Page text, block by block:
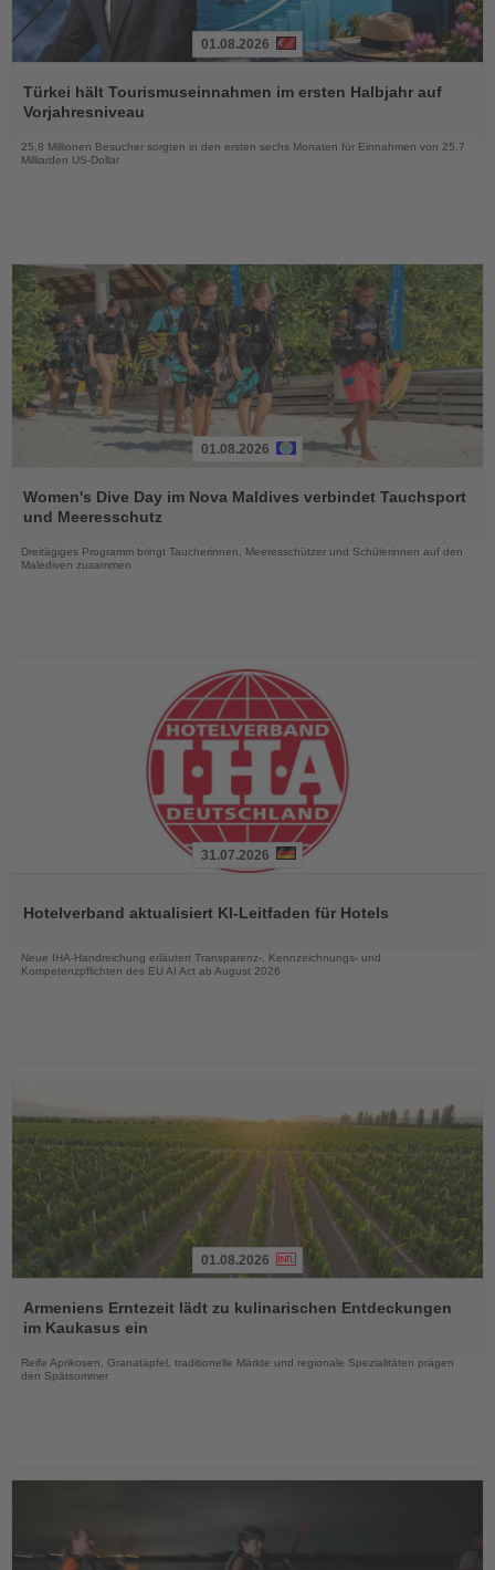
Sie
die
Nachrichten
01.08.2026
Türkei hält Tourismuseinnahmen im ersten Halbjahr auf
Vorjahresniveau
25,8 Millionen Besucher sorgten in den ersten sechs Monaten für Einnahmen von 25,7
Milliarden US-Dollar
Sie
die
01.08.2026
Women's Dive Day im Nova Maldives verbindet Tauchsport
und Meeresschutz
Dreitägiges Programm bringt Taucherinnen, Meeresschützer und Schülerinnen auf den
Malediven zusammen
die
31.07.2026
Hotelverband aktualisiert KI-Leitfaden für Hotels
Neue IHA-Handreichung erläutert Transparenz-, Kennzeichnungs- und
Kompetenzpflichten des EU AI Act ab August 2026
Sie
die
01.08.2026
Armeniens Erntezeit lädt zu kulinarischen Entdeckungen
im Kaukasus ein
Reife Aprikosen, Granatäpfel, traditionelle Märkte und regionale Spezialitäten prägen
den Spätsommer